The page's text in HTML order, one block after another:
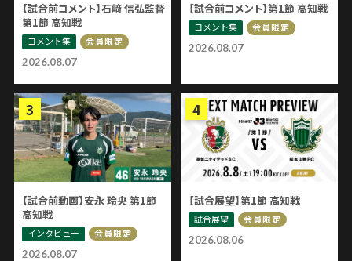
2026.08.07
【試合前コメント】石﨑 信弘監督
第1節 高知戦
コメント集 会員限定
2026.08.07
【試合前コメント】第1節 高知戦
コメント集 会員限定
2026.08.07
【試合前動画】安永 玲央 第1節
高知戦
インタビュー 会員限定
2026.08.06
【試合展望】第1節 高知戦
試合展望 会員限定